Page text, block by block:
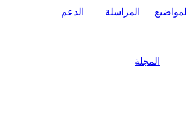
الدعم المراسلة المواضيع
المجلة